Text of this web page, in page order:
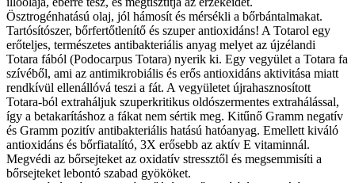
Ösztrogénhatású olaj, jól hámosít és mérsékli a bőrbántalmakat.
Tartósítószer, bőrfertőtlenítő és szuper antioxidáns! A Totarol egy
erőteljes, természetes antibakteriális anyag melyet az újzélandi
Totara fából (Podocarpus Totara) nyerik ki. Egy vegyület a Totara fa
szívéből, ami az antimikrobiális és erős antioxidáns aktivitása miatt
rendkívül ellenállóvá teszi a fát. A vegyületet újrahasznosított
Totara-ból extraháljuk szuperkritikus oldószermentes extrahálással,
így a betakarításhoz a fákat nem sértik meg. Kitűnő Gramm negatív
és Gramm pozitív antibakteriális hatású hatóanyag. Emellett kiváló
antioxidáns és bőrfiatalító, 3X erősebb az aktív E vitaminnál.
Megvédi az bőrsejteket az oxidatív stressztől és megsemmisíti a
bőrsejteket lebontó szabad gyököket.